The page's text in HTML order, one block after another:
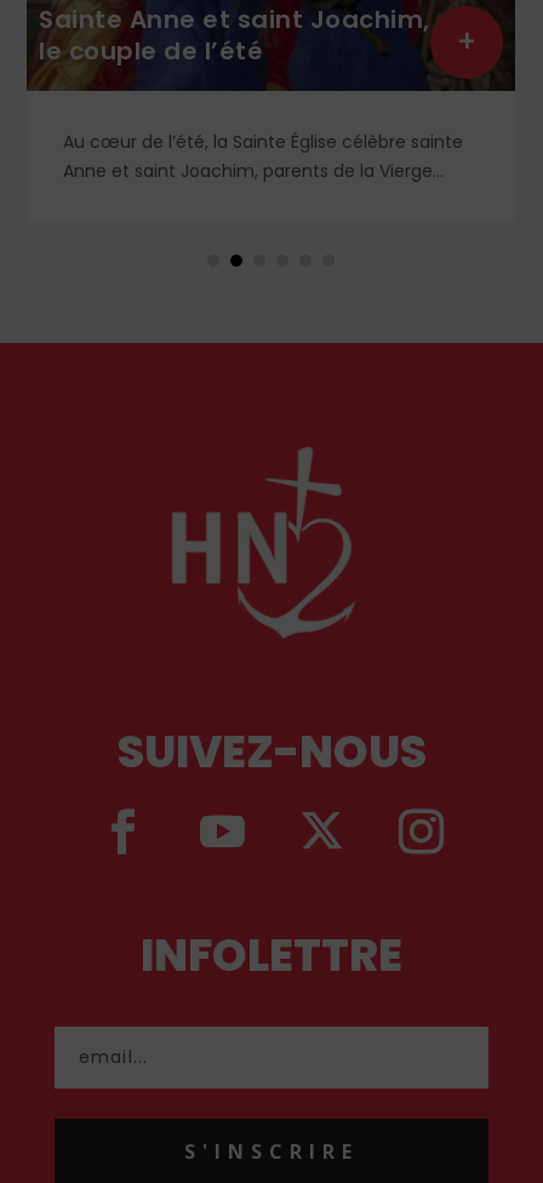
Sainte Anne et saint Joachim,
le couple de l’été
Au cœur de l’été, la Sainte Église célèbre sainte
Anne et saint Joachim, parents de la Vierge
en Orient qu’en Occident, célèbre par sa piété
+
SUIVEZ-NOUS
INFOLETTRE
S'INSCRIRE